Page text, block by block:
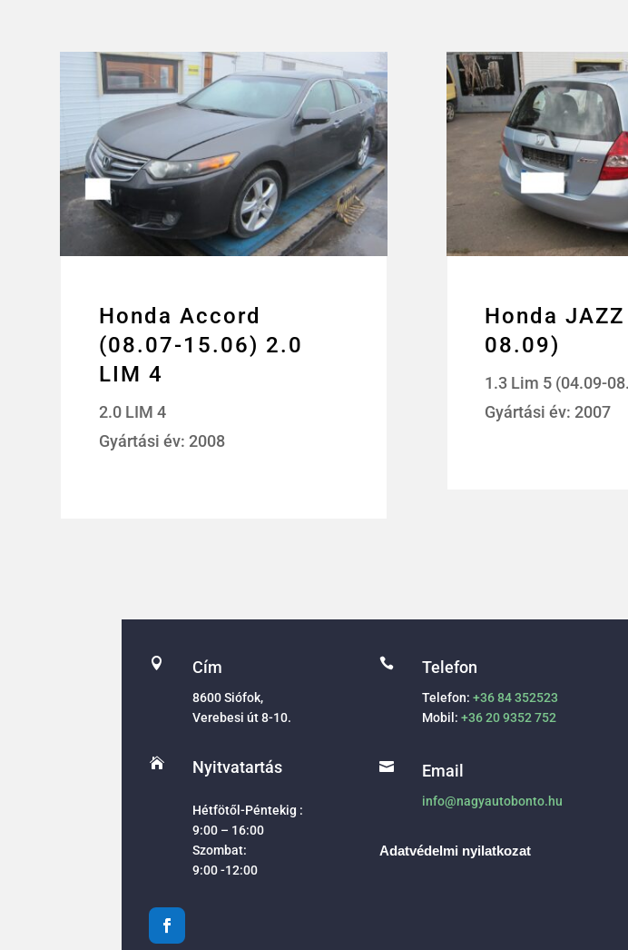
Honda Accord
(08.07-15.06) 2.0
LIM 4
2.0 LIM 4
Gyártási év: 2008
Honda
08.09)
1.3 Lim 5 (04.09-
Gyártási év: 2007
 Cím
8600 Siófok,
Verebesi út 8-10.
 Nyitvatartás
Hétfötől-Péntekig :
9:00 – 16:00
Szombat:
9:00 -12:00
 Telefon
Telefon:+36 84 352523
Mobil:+36 20 9352 752
 Email
info@nagyautobonto.hu
Adatvédelmi nyilatkozat